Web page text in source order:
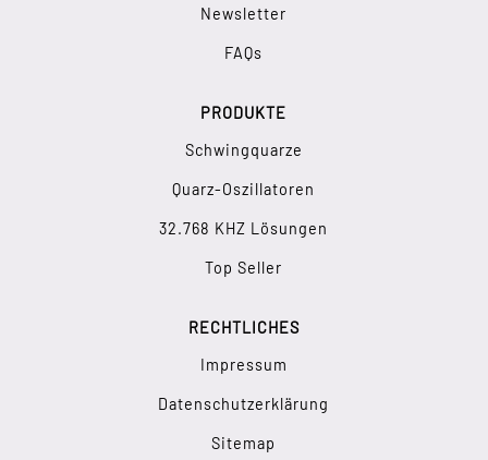
Newsletter
FAQs
PRODUKTE
Schwingquarze
Quarz-Oszillatoren
32.768 KHZ Lösungen
Top Seller
RECHTLICHES
Impressum
Datenschutzerklärung
Sitemap